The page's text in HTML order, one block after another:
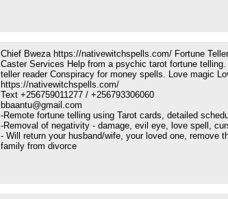
Chief Bweza https://nativewitchspells.com/ Fortune
Caster Services Help from a psychic tarot fortune
teller reader Conspiracy for money spells. Love magic
https://nativewitchspells.com/
Text +256759011277 / +256793306060
bbaantu@gmail.com
-Remote fortune telling using Tarot cards, detailed
-Removal of negativity - damage, evil eye, love spell,
- Will return your husband/wife, your loved one, remove
family from divorce